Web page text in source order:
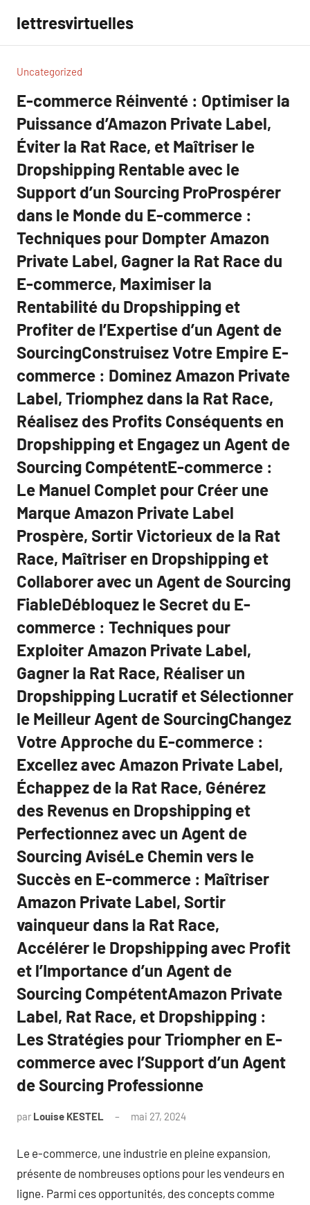
contenu
lettresvirtuelles
Uncategorized
E-commerce Réinventé : Optimiser la
Puissance d’Amazon Private Label,
Éviter la Rat Race, et Maîtriser le
Dropshipping Rentable avec le
Support d’un Sourcing ProProspérer
dans le Monde du E-commerce :
Techniques pour Dompter Amazon
Private Label, Gagner la Rat Race du
E-commerce, Maximiser la
Rentabilité du Dropshipping et
Profiter de l’Expertise d’un Agent de
SourcingConstruisez Votre Empire E-
commerce : Dominez Amazon Private
Label, Triomphez dans la Rat Race,
Réalisez des Profits Conséquents en
Dropshipping et Engagez un Agent de
Sourcing CompétentE-commerce :
Le Manuel Complet pour Créer une
Marque Amazon Private Label
Prospère, Sortir Victorieux de la Rat
Race, Maîtriser en Dropshipping et
Collaborer avec un Agent de Sourcing
FiableDébloquez le Secret du E-
commerce : Techniques pour
Exploiter Amazon Private Label,
Gagner la Rat Race, Réaliser un
Dropshipping Lucratif et Sélectionner
le Meilleur Agent de SourcingChangez
Votre Approche du E-commerce :
Excellez avec Amazon Private Label,
Échappez de la Rat Race, Générez
des Revenus en Dropshipping et
Perfectionnez avec un Agent de
Sourcing AviséLe Chemin vers le
Succès en E-commerce : Maîtriser
Amazon Private Label, Sortir
vainqueur dans la Rat Race,
Accélérer le Dropshipping avec Profit
et l’Importance d’un Agent de
Sourcing CompétentAmazon Private
Label, Rat Race, et Dropshipping :
Les Stratégies pour Triompher en E-
commerce avec l’Support d’un Agent
de Sourcing Professionne
par Louise KESTEL mai 27, 2024
Le e-commerce, une industrie en pleine expansion,
présente de nombreuses options pour les vendeurs en
ligne. Parmi ces opportunités, des concepts comme